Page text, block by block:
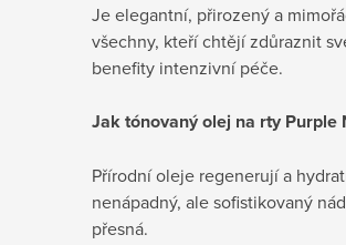
Je elegantní, přirozený a
všechny, kteří chtějí zdůraznit
benefity intenzivní péče.
Jak tónovaný olej na rty Purple
Přírodní oleje regenerují a
nenápadný, ale sofistikovaný
přesná.